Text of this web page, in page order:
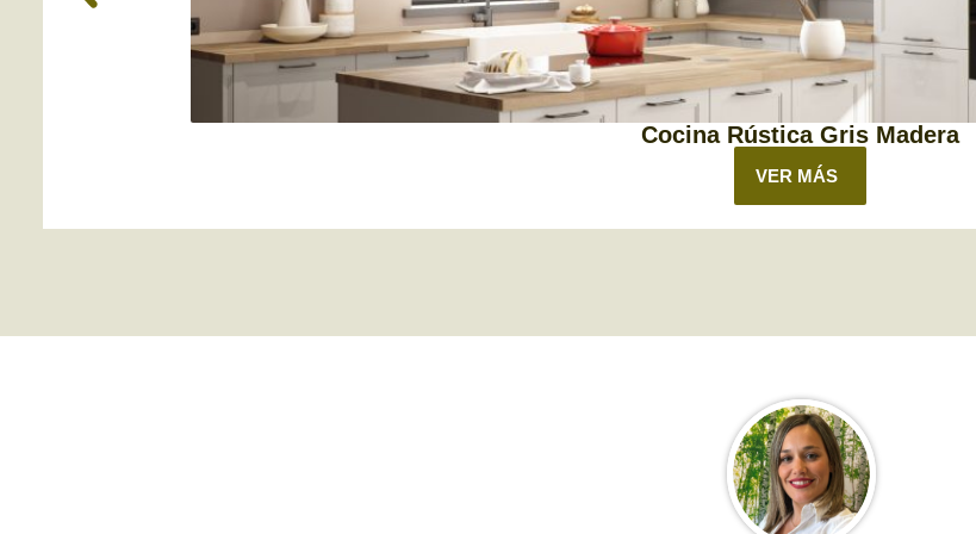
Cocina Rústica Gris Madera
VER MÁS